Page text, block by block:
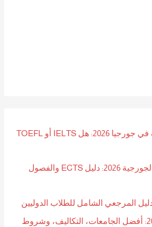
شروط اللغة الإنجليزية للدراسة في جورجيا 2026: هل IELTS أو TOEFL
النظام الأكاديمي في الجامعات الجورجية 2026: دليل ECTS والفصول
دراسة التمريض في جورجيا 2026: أفضل الجامعات، التكاليف، وشروط